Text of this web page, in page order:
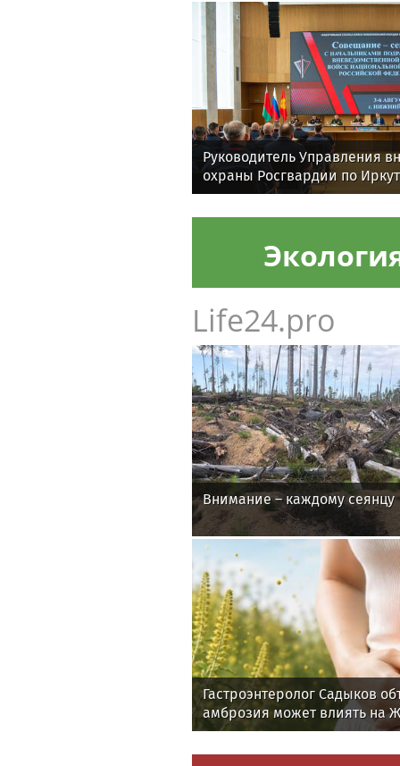
Руководитель Управления
охраны Росгвардии по
принял участие во
Life24.pro
Внимание – каждому сеянцу
Гастроэнтеролог Садыков
амброзия может влиять на